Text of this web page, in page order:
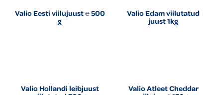
Valio Eesti viilujuust ℮ 500
g
Valio Edam viilutatud
juust 1kg
Valio Hollandi leibjuust
Valio Atleet Cheddar